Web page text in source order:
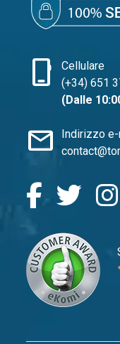
phone_iphone
Cellulare
(+34) 651
(Dalle
mail
Indirizzo